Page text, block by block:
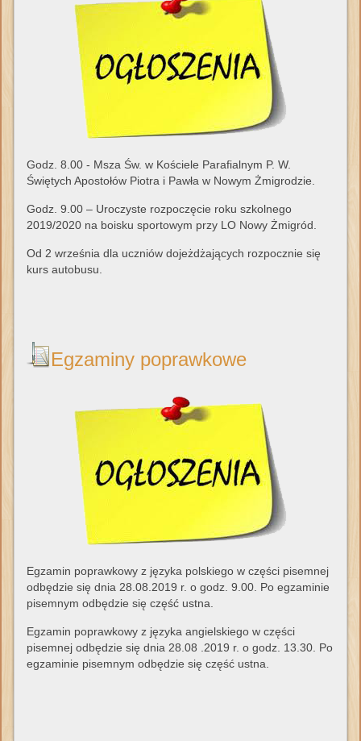
Godz. 8.00 - Msza Św. w Kościele Parafialnym P. W.
Świętych Apostołów Piotra i Pawła w Nowym Żmigrodzie.
Godz. 9.00 – Uroczyste rozpoczęcie roku szkolnego
2019/2020 na boisku sportowym przy LO Nowy Żmigród.
Od 2 września dla uczniów dojeżdżających rozpocznie się
kurs autobusu.
Egzaminy poprawkowe
Egzamin poprawkowy z języka polskiego w części pisemnej
odbędzie się dnia 28.08.2019 r. o godz. 9.00. Po egzaminie
pisemnym odbędzie się część ustna.
Egzamin poprawkowy z języka angielskiego w części
pisemnej odbędzie się dnia 28.08 .2019 r. o godz. 13.30. Po
egzaminie pisemnym odbędzie się część ustna.